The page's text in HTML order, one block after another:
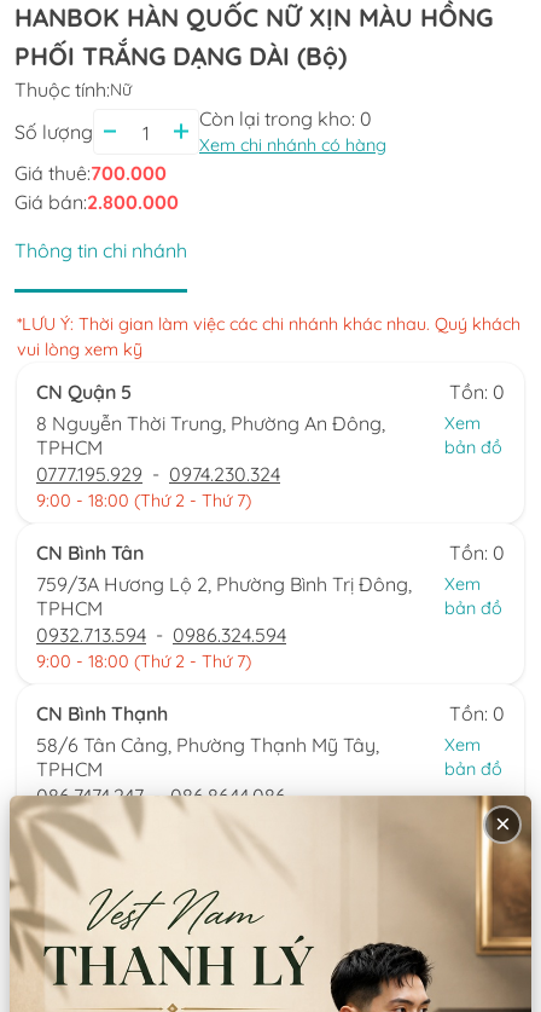
HANBOK HÀN QUỐC NỮ XỊN MÀU HỒNG
PHỐI TRẮNG DẠNG DÀI (Bộ)
Thuộc tính:Nữ
Số lượng
Còn lại trong kho: 0
Xem chi nhánh có hàng
Giá thuê:700.000
Giá bán:2.800.000
Thông tin chi nhánh
*LƯU Ý: Thời gian làm việc các chi nhánh khác nhau. Quý khách
vui lòng xem kỹ
CN Quận 5
Tồn: 0
8 Nguyễn Thời Trung, Phường An Đông,
TPHCM
Xem
bản đồ
0777.195.929 - 0974.230.324
9:00 - 18:00 (Thứ 2 - Thứ 7)
CN Bình Tân
Tồn: 0
759/3A Hương Lộ 2, Phường Bình Trị Đông,
TPHCM
Xem
bản đồ
0932.713.594 - 0986.324.594
9:00 - 18:00 (Thứ 2 - Thứ 7)
CN Bình Thạnh
Tồn: 0
58/6 Tân Cảng, Phường Thạnh Mỹ Tây,
TPHCM
Xem
bản đồ
086.7474.247 - 086.8644.086
9:00 - 18:00 (Thứ 2 - Chủ nhật)
Thông tin sản phẩm
Chất liệu: Voan kiếng/Sa hàn
Xuất xứ:Trung Quốc
×